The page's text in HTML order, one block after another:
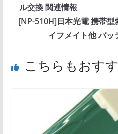
ル交換 関連情報
[NP-510H]日本光電 携帯型
イフメイト他 バッ
こちらもおす